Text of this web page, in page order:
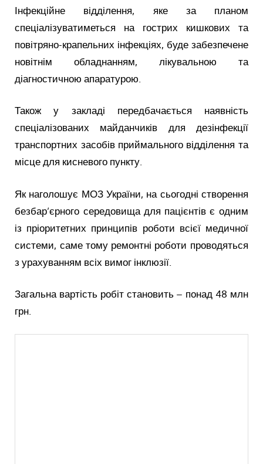
Інфекційне відділення, яке за планом
спеціалізуватиметься на гострих кишкових та
повітряно-крапельних інфекціях, буде забезпечене
новітнім обладнанням, лікувальною та
діагностичною апаратурою.
Також у закладі передбачається наявність
спеціалізованих майданчиків для дезінфекції
транспортних засобів приймального відділення та
місце для кисневого пункту.
Як наголошує МОЗ України, на сьогодні створення
безбар’єрного середовища для пацієнтів є одним
із пріоритетних принципів роботи всієї медичної
системи, саме тому ремонтні роботи проводяться
з урахуванням всіх вимог інклюзії.
Загальна вартість робіт становить – понад 48 млн
грн.